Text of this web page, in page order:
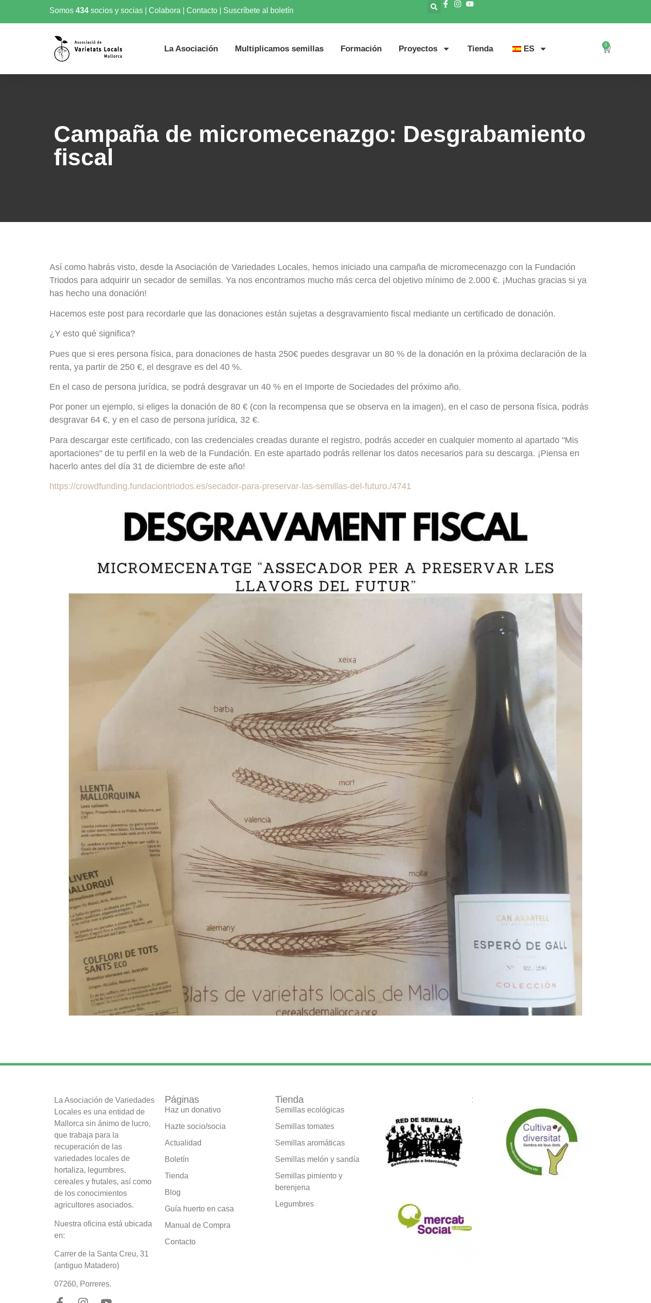
Somos 434 socios y socias Colabora Contacto Suscríbete al boletín
La Asociación Multiplicamos semillas Formación Proyectos Tienda ES 0
Campaña de micromecenazgo: Desgrabamiento
fiscal
Así como habrás visto, desde la Asociación de Variedades Locales, hemos iniciado una campaña de micromecenazgo con la Fundación
Triodos para adquirir un secador de semillas. Ya nos encontramos mucho más cerca del objetivo mínimo de 2.000 €. ¡Muchas gracias si ya
has hecho una donación!
Hacemos este post para recordarle que las donaciones están sujetas a desgravamiento fiscal mediante un certificado de donación.
¿Y esto qué significa?
Pues que si eres persona física, para donaciones de hasta 250€ puedes desgravar un 80 % de la donación en la próxima declaración de la
renta, ya partir de 250 €, el desgrave es del 40 %.
En el caso de persona jurídica, se podrá desgravar un 40 % en el Importe de Sociedades del próximo año.
Por poner un ejemplo, si eliges la donación de 80 € (con la recompensa que se observa en la imagen), en el caso de persona física, podrás
desgravar 64 €, y en el caso de persona jurídica, 32 €.
Para descargar este certificado, con las credenciales creadas durante el registro, podrás acceder en cualquier momento al apartado "Mis
aportaciones" de tu perfil en la web de la Fundación. En este apartado podrás rellenar los datos necesarios para su descarga. ¡Piensa en
hacerlo antes del día 31 de diciembre de este año!
https://crowdfunding.fundaciontriodos.es/secador-para-preservar-las-semillas-del-futuro./4741
La Asociación de Variedades
Locales es una entidad de
Mallorca sin ánimo de lucro,
que trabaja para la
recuperación de las
variedades locales de
hortaliza, legumbres,
cereales y frutales, así como
de los conocimientos
agricultores asociados.
Nuestra oficina está ubicada
en:
Carrer de la Santa Creu, 31
(antiguo Matadero)
07260, Porreres.
Páginas
Haz un donativo
Hazte socio/socia
Actualidad
Boletín
Tienda
Blog
Guía huerto en casa
Manual de Compra
Contacto
Tienda
Semillas ecológicas
Semillas tomates
Semillas aromáticas
Semillas melón y sandía
Semillas pimiento y
berenjena
Legumbres
Formamos parte de: